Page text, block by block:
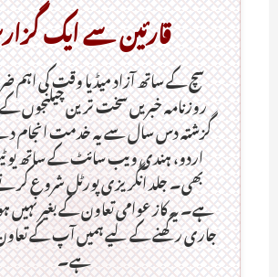
قارئین سے ایک
سچ کے ساتھ آزاد میڈیا وقت کی
روزنامہ خبریں سخت ترین چیلنجوں
گزشتہ دس سال سے یہ خدمت انجام
اردو، ہندی ویب سائٹ کے ساتھ یو
بھی۔ جلد انگریزی پورٹل شروع
ہے۔ یہ کاز عوامی تعاون کے بغیر
جاری رکھنے کے لیے ہمیں آپ کے
ہے۔